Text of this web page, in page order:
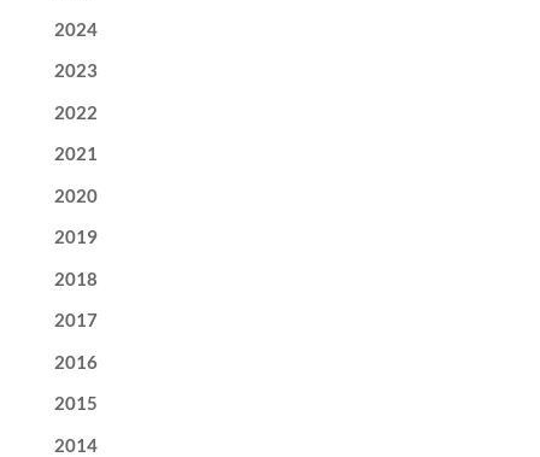
2024
2023
2022
2021
2020
2019
2018
2017
2016
2015
2014